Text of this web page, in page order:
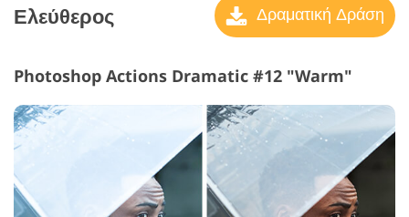
Ελεύθερος Δραματική Δράση
Photoshop Actions Dramatic #12 "Warm"